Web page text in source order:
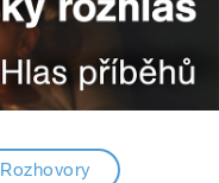
Rozhovory